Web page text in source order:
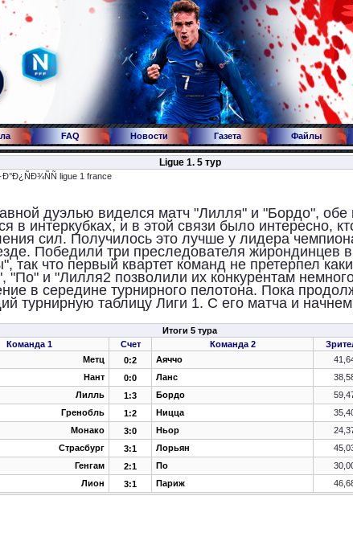
FAQ Новости Газета Файлы
Ligue 1. 5 тур
дуэлью виделся матч "Лилля" и "Бордо",
в интеркубках, и в этой связи было интересно,
сил. Получилось это лучше у лидера
Победили три преследователя жирондинцев
так что первый квартет команд не претерпел
"По" и "Лилля2 позволили их конкурентам
в середине турнирного пелотона. Пока
турнирную таблицу Лиги 1. С его матча и
Итоги 5 тура
Команда 1
Счет Команда 2
Метц
0:2 Аяччо
Нант
0:0 Ланс
Лилль
1:3 Бордо
Гренобль
1:2 Ницца
Монако
3:0 Ньор
Страсбург
3:1 Лорьян
Генгам
2:1 По
Лион
3:1 Париж